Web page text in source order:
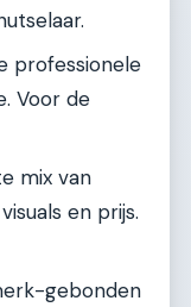
professionele
Voor de
mix van
en prijs.
gebonden